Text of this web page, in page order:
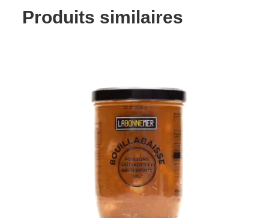
Produits similaires